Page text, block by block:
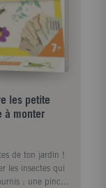
les petite
à monter
de ton jardin !
les insectes qui
: une pince,